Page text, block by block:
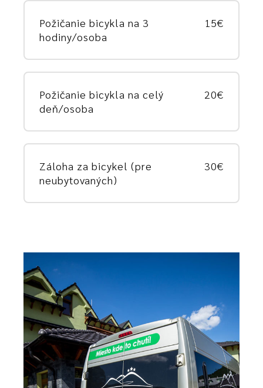
Požičanie bicykla na 3
hodiny/osoba
15€
Požičanie bicykla na celý
deň/osoba
20€
Záloha za bicykel (pre
neubytovaných)
30€